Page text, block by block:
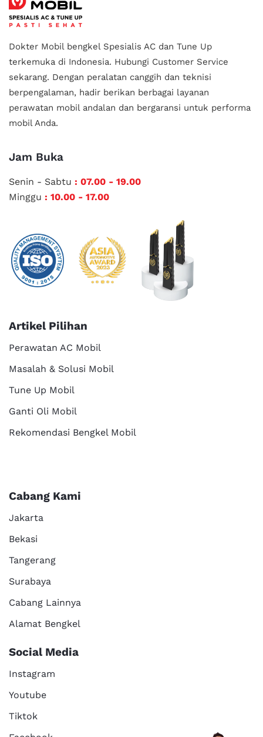
Dokter Mobil bengkel Spesialis AC dan Tune Up
terkemuka di Indonesia. Hubungi Customer Service
sekarang. Dengan peralatan canggih dan teknisi
berpengalaman, hadir berikan berbagai layanan
perawatan mobil andalan dan bergaransi untuk performa
mobil Anda.
Jam Buka
Senin - Sabtu : 07.00 - 19.00
Minggu : 10.00 - 17.00
Artikel Pilihan
Perawatan AC Mobil
Masalah & Solusi Mobil
Tune Up Mobil
Ganti Oli Mobil
Rekomendasi Bengkel Mobil
Cabang Kami
Jakarta
Bekasi
Tangerang
Surabaya
Cabang Lainnya
Alamat Bengkel
Social Media
Instagram
Youtube
Tiktok